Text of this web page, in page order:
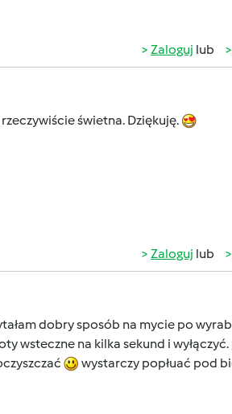
Zaloguj lub
świetna. Dziękuję.
Zaloguj lub
dobry sposób na mycie po
wsteczne na kilka sekund i
wystarczy popłuać pod